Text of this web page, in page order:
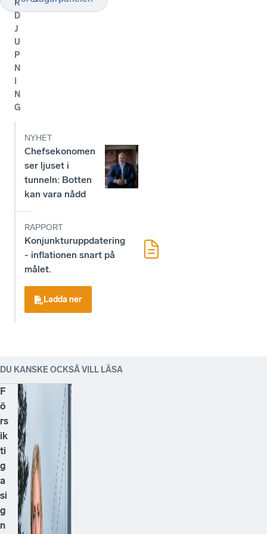
R
D
J
U
P
N
N
G
NYHET
Chefsekonomen
ser ljuset i
tunneln: Botten
kan vara nådd
RAPPORT
Konjunkturuppdatering
- inflationen snart på
målet.
Ladda ner
DU KANSKE OCKSÅ VILL LÄSA
F
ö
rs
ik
ti
g
a
si
g
n